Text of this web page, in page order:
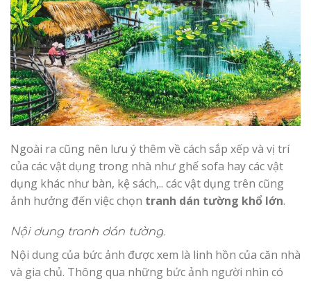
Ngoài ra cũng nên lưu ý thêm về cách sắp xếp và vị trí
của các vật dụng trong nhà như ghế sofa hay các vật
dụng khác như bàn, kệ sách,.. các vật dụng trên cũng
ảnh hưởng đến việc chọn tranh dán tường khổ lớn.
Nội dung tranh dán tường.
Nội dung của bức ảnh được xem là linh hồn của căn nhà
và gia chủ. Thông qua những bức ảnh người nhìn có